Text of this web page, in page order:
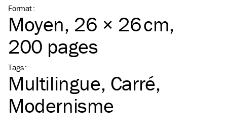
Format:
Moyen, 26 × 26 cm,
200 pages
Tags:
Multilingue Carré
Modernisme